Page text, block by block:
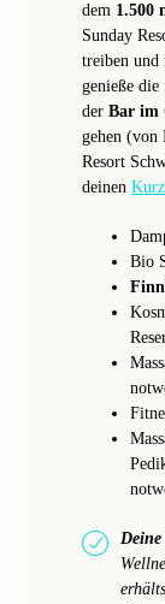
dem 1.500
Sunday
treiben und
genieße
der Bar im
gehen (von
Resort
deinen
Bio